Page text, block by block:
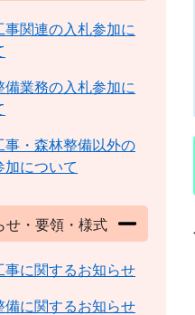
事関連の入札参加に
備業務の入札参加に
事・森林整備以外の
加について
せ・要領・様式
事に関するお知らせ
備に関するお知らせ